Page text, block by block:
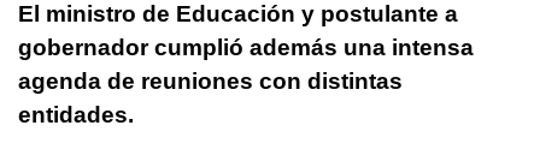
El ministro de Educación y postulante a
gobernador cumplió además una intensa
agenda de reuniones con distintas
entidades.